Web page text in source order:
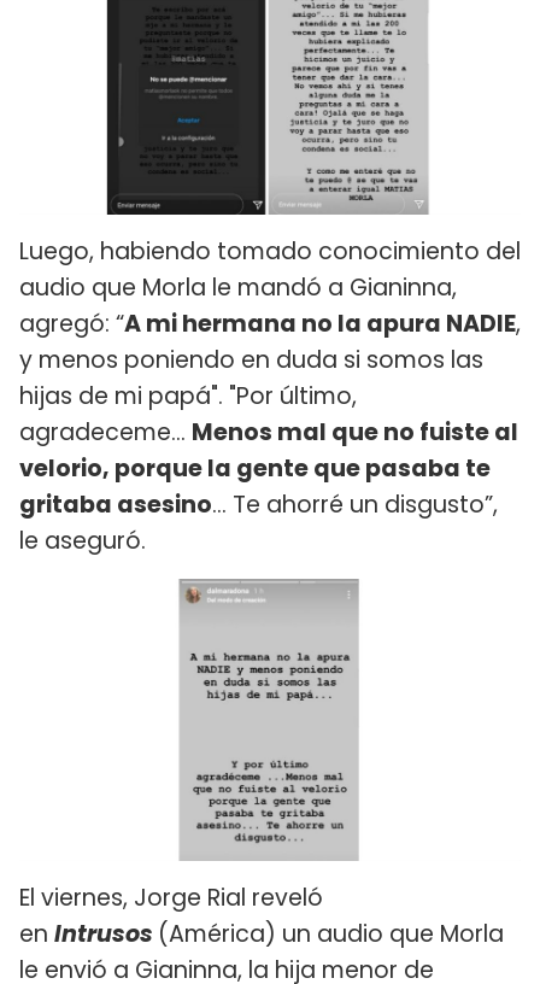
Luego, habiendo tomado conocimiento del
audio que Morla le mandó a Gianinna,
agregó: “A mi hermana no la apura NADIE,
y menos poniendo en duda si somos las
hijas de mi papá". "Por último,
agradeceme… Menos mal que no fuiste al
velorio, porque la gente que pasaba te
gritaba asesino… Te ahorré un disgusto”,
le aseguró.
El viernes, Jorge Rial reveló
en Intrusos (América) un audio que Morla
le envió a Gianinna, la hija menor de